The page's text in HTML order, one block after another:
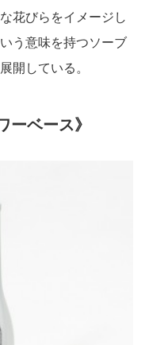
花びらをイメージし
う意味を持つソーブ
開している。
ーベース》